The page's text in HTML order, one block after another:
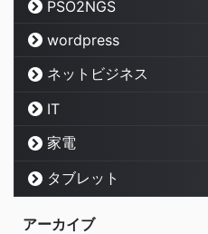
PSO2NGS
wordpress
ネットビジネス
IT
家電
タブレット
アーカイブ